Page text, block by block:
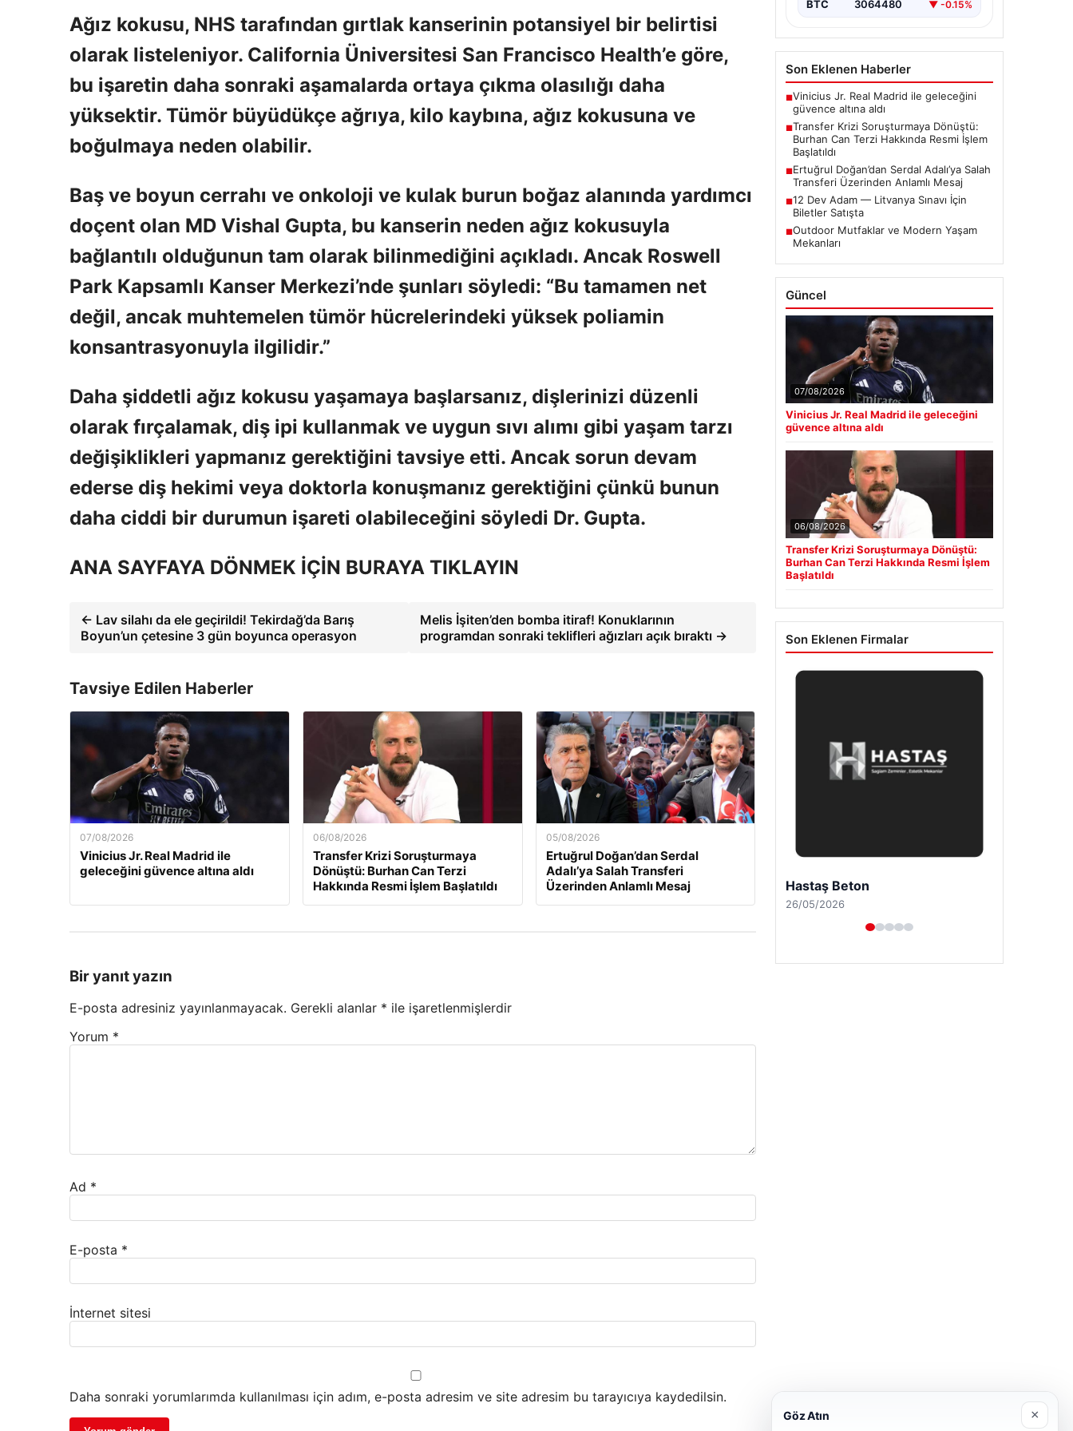
Ağız kokusu, NHS tarafından gırtlak kanserinin potansiyel bir belirtisi
olarak listeleniyor. California Üniversitesi San Francisco Health’e göre,
bu işaretin daha sonraki aşamalarda ortaya çıkma olasılığı daha
yüksektir. Tümör büyüdükçe ağrıya, kilo kaybına, ağız kokusuna ve
boğulmaya neden olabilir.
Baş ve boyun cerrahı ve onkoloji ve kulak burun boğaz alanında yardımcı
doçent olan MD Vishal Gupta, bu kanserin neden ağız kokusuyla
bağlantılı olduğunun tam olarak bilinmediğini açıkladı. Ancak Roswell
Park Kapsamlı Kanser Merkezi’nde şunları söyledi: “Bu tamamen net
değil, ancak muhtemelen tümör hücrelerindeki yüksek poliamin
konsantrasyonuyla ilgilidir.”
Daha şiddetli ağız kokusu yaşamaya başlarsanız, dişlerinizi düzenli
olarak fırçalamak, diş ipi kullanmak ve uygun sıvı alımı gibi yaşam tarzı
değişiklikleri yapmanız gerektiğini tavsiye etti. Ancak sorun devam
ederse diş hekimi veya doktorla konuşmanız gerektiğini çünkü bunun
daha ciddi bir durumun işareti olabileceğini söyledi Dr. Gupta.
ANA SAYFAYA DÖNMEK İÇİN BURAYA TIKLAYIN
← Lav silahı da ele geçirildi! Tekirdağ’da Barış
Boyun’un çetesine 3 gün boyunca operasyon
Melis İşiten’den bomba itiraf! Konuklarının
programdan sonraki teklifleri ağızları açık bıraktı →
Tavsiye Edilen Haberler
07/08/2026
Vinicius Jr. Real Madrid ile
geleceğini güvence altına aldı
06/08/2026
Transfer Krizi Soruşturmaya
Dönüştü: Burhan Can Terzi
Hakkında Resmi İşlem Başlatıldı
05/08/2026
Ertuğrul Doğan’dan Serdal
Adalı’ya Salah Transferi
Üzerinden Anlamlı Mesaj
Bir yanıt yazın
E-posta adresiniz yayınlanmayacak. Gerekli alanlar * ile işaretlenmişlerdir
Yorum *
Ad *
E-posta *
İnternet sitesi
Daha sonraki yorumlarımda kullanılması için adım, e-posta adresim ve site adresim bu tarayıcıya kaydedilsin.
BTC 3064480 ▼ -0.15%
Son Eklenen Haberler
■Vinicius Jr. Real Madrid ile geleceğini
güvence altına aldı
■Transfer Krizi Soruşturmaya Dönüştü:
Burhan Can Terzi Hakkında Resmi İşlem
Başlatıldı
■Ertuğrul Doğan’dan Serdal Adalı’ya Salah
Transferi Üzerinden Anlamlı Mesaj
■12 Dev Adam — Litvanya Sınavı İçin
Biletler Satışta
■Outdoor Mutfaklar ve Modern Yaşam
Mekanları
Güncel
07/08/2026
Vinicius Jr. Real Madrid ile geleceğini
güvence altına aldı
06/08/2026
Transfer Krizi Soruşturmaya Dönüştü:
Burhan Can Terzi Hakkında Resmi İşlem
Başlatıldı
Son Eklenen Firmalar
Prenses Night Club
29/04/2026
Göz Atın ×